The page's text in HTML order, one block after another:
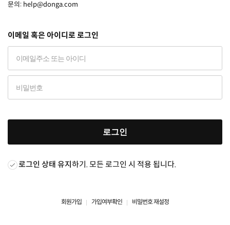
문의: help@donga.com
이메일 혹은 아이디로 로그인
로그인
로그인 상태 유지하기. 모든 로그인 시 적용 됩니다.
회원가입 가입여부확인 비밀번호 재설정